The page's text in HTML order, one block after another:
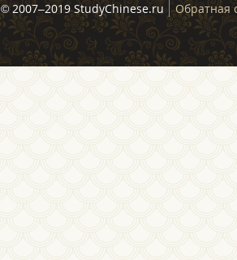
© 2007–2019 StudyChinese.ru Обратная